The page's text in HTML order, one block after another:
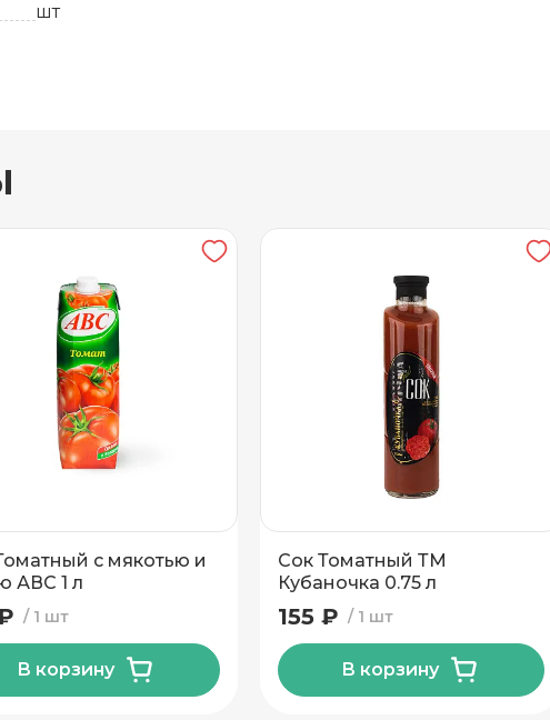
шт
клюква
с мякотью и
АВС 1 л
1 шт
В корзину
Сок Томатный ТМ
Кубаночка 0.75 л
1 шт
155 ₽
В корзину